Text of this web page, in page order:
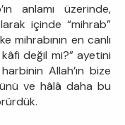
anlamı üzerinde,
içinde “mihrab”
mihrabının en canlı
değil mi?” ayetini
Allah’ın bize
ve hâlâ daha bu